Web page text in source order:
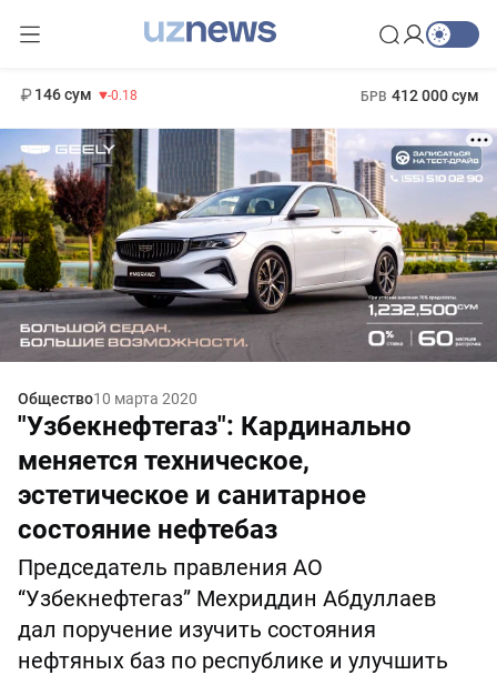
146 сум -0.18 БРВ 412 000 сум
Общество10 марта 2020
"Узбекнефтегаз": Кардинально
меняется техническое,
эстетическое и санитарное
состояние нефтебаз
Председатель правления АО
“Узбекнефтегаз” Мехриддин Абдуллаев
дал поручение изучить состояния
нефтяных баз по республике и улучшить